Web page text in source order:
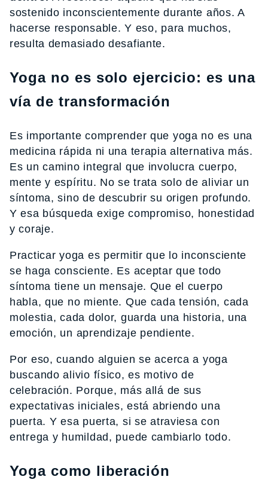
sostenido inconscientemente durante años. A
hacerse responsable. Y eso, para muchos,
resulta demasiado desafiante.
Yoga no es solo ejercicio: es una
vía de transformación
Es importante comprender que yoga no es una
medicina rápida ni una terapia alternativa más.
Es un camino integral que involucra cuerpo,
mente y espíritu. No se trata solo de aliviar un
síntoma, sino de descubrir su origen profundo.
Y esa búsqueda exige compromiso, honestidad
y coraje.
Practicar yoga es permitir que lo inconsciente
se haga consciente. Es aceptar que todo
síntoma tiene un mensaje. Que el cuerpo
habla, que no miente. Que cada tensión, cada
molestia, cada dolor, guarda una historia, una
emoción, un aprendizaje pendiente.
Por eso, cuando alguien se acerca a yoga
buscando alivio físico, es motivo de
celebración. Porque, más allá de sus
expectativas iniciales, está abriendo una
puerta. Y esa puerta, si se atraviesa con
entrega y humildad, puede cambiarlo todo.
Yoga como liberación